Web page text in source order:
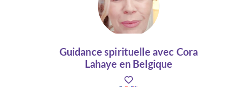
Guidance spirituelle avec Cora
Lahaye en Belgique